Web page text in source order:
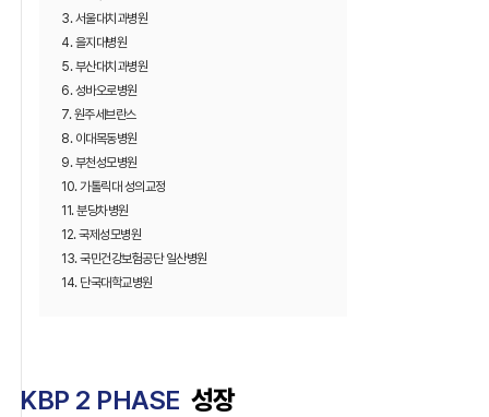
3. 서울대치과병원
4. 을지대병원
5. 부산대치과병원
6. 성바오로병원
7. 원주세브란스
8. 이대목동병원
9. 부천성모병원
10. 가톨릭대 성의교정
11. 분당차병원
12. 국제성모병원
13. 국민건강보험공단 일산병원
14. 단국대학교병원
KBP 2 PHASE 성장